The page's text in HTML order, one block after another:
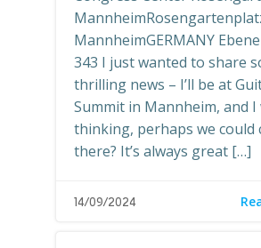
MannheimGERMANY
343 I just wanted to share
thrilling news – I’ll be at
Summit in Mannheim, and I
thinking, perhaps we could
there? It’s always great […]
14/09/2024